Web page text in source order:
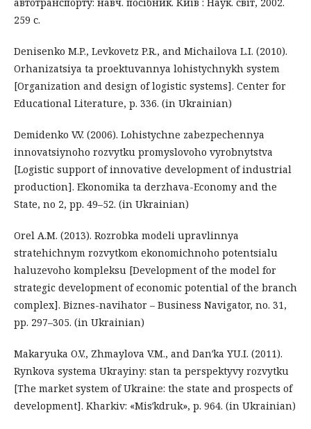
259 с.
Denisenko M.P., Levkovetz P.R., and Michailova L.I. (2010).
Orhanizatsiya ta proektuvannya lohistychnykh system
[Organization and design of logistic systems]. Center for
Educational Literature, p. 336. (in Ukrainian)
Demidenko V.V. (2006). Lohistychne zabezpechennya
innovatsiynoho rozvytku promyslovoho vyrobnytstva
[Logistic support of innovative development of industrial
production]. Ekonomika ta derzhava-Economy and the
State, no 2, pp. 49–52. (in Ukrainian)
Orel A.M. (2013). Rozrobka modeli upravlinnya
stratehichnym rozvytkom ekonomichnoho potentsialu
haluzevoho kompleksu [Development of the model for
strategic development of economic potential of the branch
complex]. Biznes-navihator – Business Navigator, no. 31,
pp. 297–305. (in Ukrainian)
Makaryuka O.V., Zhmaylova V.M., and Danʹka YU.I. (2011).
Rynkova systema Ukrayiny: stan ta perspektyvy rozvytku
[The market system of Ukraine: the state and prospects of
development]. Kharkiv: «Misʹkdruk», p. 964. (in Ukrainian)